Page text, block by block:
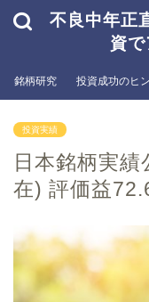
不良中年正
資
銘柄研究 投資成功のヒ
投資実績
日本銘柄実
在) 評価益